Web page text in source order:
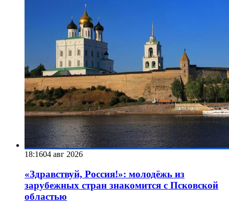
18:1604 авг 2026
«Здравствуй, Россия!»: молодёжь из
зарубежных стран знакомится с Псковской
областью